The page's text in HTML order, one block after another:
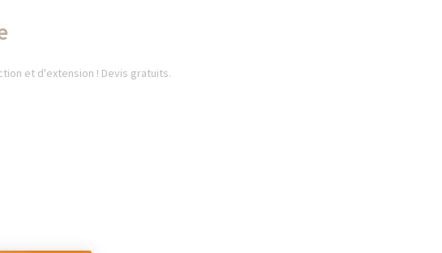
et d'extension ! Devis gratuits.